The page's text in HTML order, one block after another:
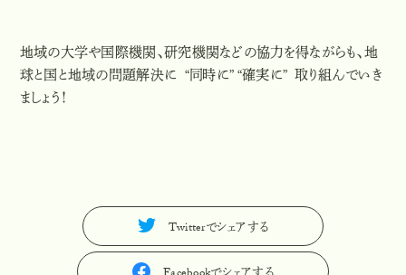
地域の大学や国際機関、研究機関などの協力を得ながらも、地
球と国と地域の問題解決に “同時に” “確実に” 取り組んでいき
ましょう！
Twitterでシェアする
Twitterでシェアする